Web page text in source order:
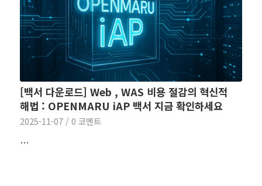
[백서 다운로드] Web , WAS 비용 절감의 혁신적
해법 : OPENMARU iAP 백서 지금 확인하세요
2025-11-07 / 0 코멘트
…